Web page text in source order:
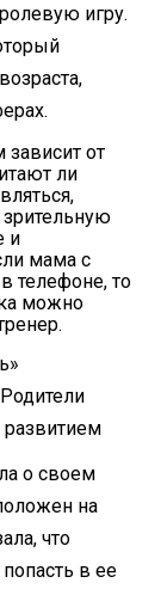
игру.
от
ли
зрительную
и
мама с
телефоне, то
можно
о своем
на
что
в ее